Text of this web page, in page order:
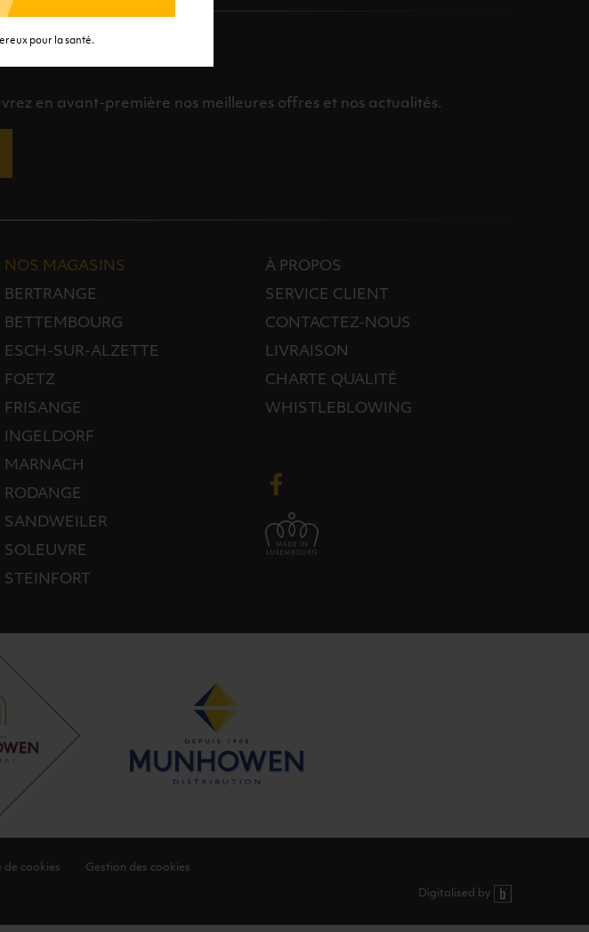
pour la santé.
en avant-première nos meilleures offres et nos actualités.
NOS MAGASINS
BERTRANGE
BETTEMBOURG
ESCH-SUR-ALZETTE
FOETZ
FRISANGE
INGELDORF
MARNACH
RODANGE
SANDWEILER
SOLEUVRE
STEINFORT
À PROPOS
SERVICE CLIENT
CONTACTEZ-NOUS
LIVRAISON
CHARTE QUALITÉ
WHISTLEBLOWING
de cookies Gestion des cookies
Digitalised by